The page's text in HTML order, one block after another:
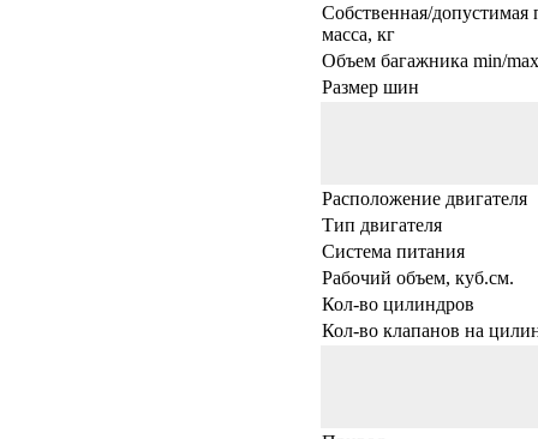
Собственная/допустимая
масса, кг
Объем багажника min/
Размер шин
Расположение двигателя
Тип двигателя
Система питания
Рабочий объем, куб.см.
Кол-во цилиндров
Кол-во клапанов на